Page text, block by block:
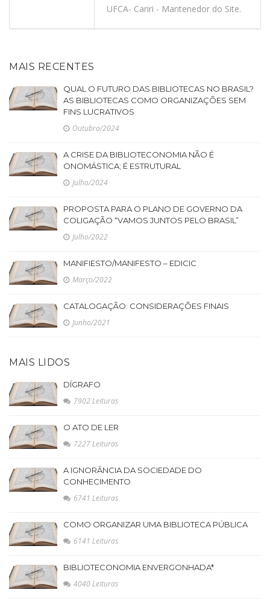
UFCA- Cariri - Mantenedor do Site.
MAIS RECENTES
QUAL O FUTURO DAS BIBLIOTECAS NO BRASIL?
AS BIBLIOTECAS COMO ORGANIZAÇÕES SEM
FINS LUCRATIVOS
Outubro/2024
A CRISE DA BIBLIOTECONOMIA NÃO É
ONOMÁSTICA; É ESTRUTURAL
Julho/2024
PROPOSTA PARA O PLANO DE GOVERNO DA
COLIGAÇÃO “VAMOS JUNTOS PELO BRASIL”
Julho/2022
MANIFIESTO/MANIFESTO – EDICIC
Março/2022
CATALOGAÇÃO: CONSIDERAÇÕES FINAIS
Junho/2021
MAIS LIDOS
DÍGRAFO
7902 Leituras
O ATO DE LER
7227 Leituras
A IGNORÂNCIA DA SOCIEDADE DO
CONHECIMENTO
6741 Leituras
COMO ORGANIZAR UMA BIBLIOTECA PÚBLICA
6141 Leituras
BIBLIOTECONOMIA ENVERGONHADA*
4040 Leituras